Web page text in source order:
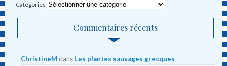
Catégories
Commentaires récents
ChristineM dans Les plantes sauvages grecques